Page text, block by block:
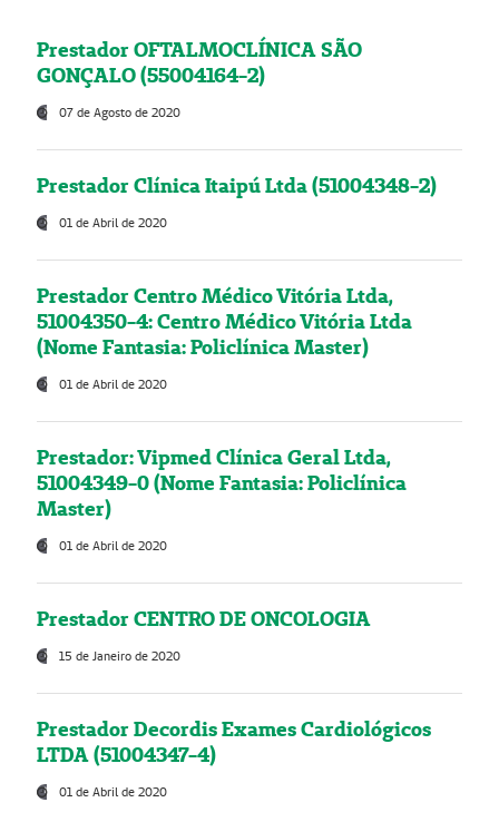
Prestador OFTALMOCLÍNICA SÃO
GONÇALO (55004164-2)
07 de Agosto de 2020
Prestador Clínica Itaipú Ltda (51004348-2)
01 de Abril de 2020
Prestador Centro Médico Vitória Ltda,
51004350-4: Centro Médico Vitória Ltda
(Nome Fantasia: Policlínica Master)
01 de Abril de 2020
Prestador: Vipmed Clínica Geral Ltda,
51004349-0 (Nome Fantasia: Policlínica
Master)
01 de Abril de 2020
Prestador CENTRO DE ONCOLOGIA
15 de Janeiro de 2020
Prestador Decordis Exames Cardiológicos
LTDA (51004347-4)
01 de Abril de 2020